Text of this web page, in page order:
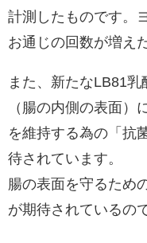
計測したものです。
お通じの回数が増え
また、新たなLB81
（腸の内側の表面）
を維持する為の「抗
待されています。
腸の表面を守るため
が期待されているの